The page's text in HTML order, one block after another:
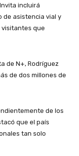
incluirá
de asistencia vial y
que
de N+, Rodríguez
de dos millones de
de los
que el país
tan solo